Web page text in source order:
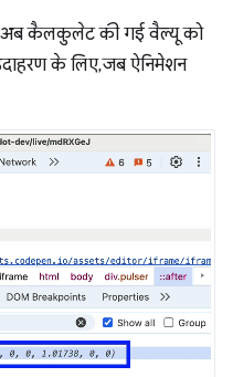
अब कैलकुलेट की गई वैल्यू को
के लिए, जब ऐनिमेशन